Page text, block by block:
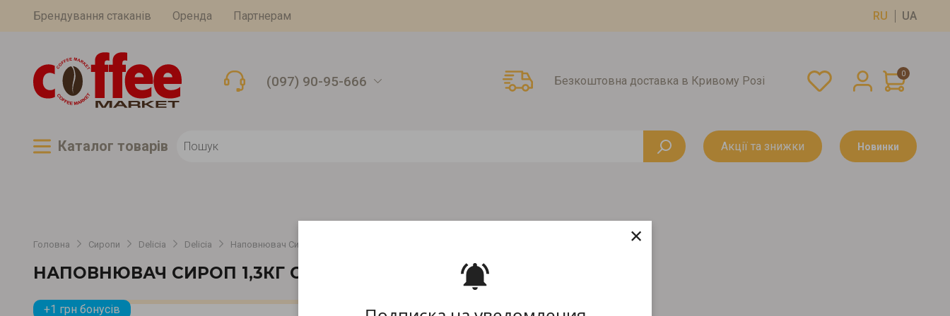
×
Брендування стаканів Оренда Партнерам RU UA
(097) 90-95-666 Безкоштовна доставка в Кривому Розі
0
Каталог товарiв Акції та знижки Новинки
Головна Сиропи Delicia Delicia Наповнювач Сироп 1,3кг Солона карамель
НАПОВНЮВАЧ СИРОП 1,3КГ СОЛОНА КАРАМЕЛЬ
+1 грн бонусів